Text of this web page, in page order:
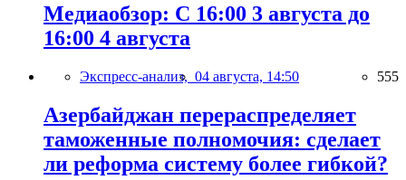
Медиаобзор: С 16:00 3 августа до
16:00 4 августа
Экспресс-анализ, 04 августа, 14:50 555
Азербайджан перераспределяет
таможенные полномочия: сделает
ли реформа систему более гибкой?